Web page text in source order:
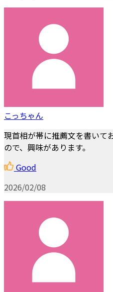
こっちゃん
現首相が帯に推薦文を書いて
ので、興味があります。
Good
2026/02/08